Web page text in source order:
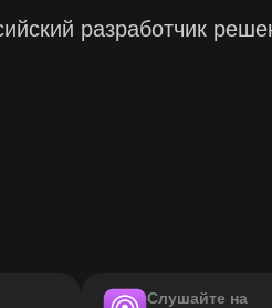
разработчик
Слушайте на